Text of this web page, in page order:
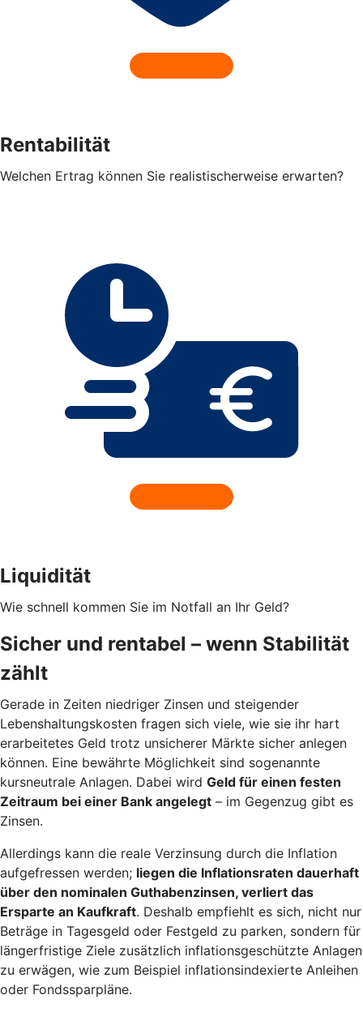
Rentabilität
Welchen Ertrag können Sie realistischerweise erwarten?
Liquidität
Wie schnell kommen Sie im Notfall an Ihr Geld?
Sicher und rentabel – wenn Stabilität
zählt
Gerade in Zeiten niedriger Zinsen und steigender
Lebenshaltungskosten fragen sich viele, wie sie ihr hart
erarbeitetes Geld trotz unsicherer Märkte sicher anlegen
können. Eine bewährte Möglichkeit sind sogenannte
kursneutrale Anlagen. Dabei wird Geld für einen festen
Zeitraum bei einer Bank angelegt – im Gegenzug gibt es
Zinsen.
Allerdings kann die reale Verzinsung durch die Inflation
aufgefressen werden; liegen die Inflationsraten dauerhaft
über den nominalen Guthabenzinsen, verliert das
Ersparte an Kaufkraft. Deshalb empfiehlt es sich, nicht nur
Beträge in Tagesgeld oder Festgeld zu parken, sondern für
längerfristige Ziele zusätzlich inflationsgeschützte Anlagen
zu erwägen, wie zum Beispiel inflationsindexierte Anleihen
oder Fondssparpläne.